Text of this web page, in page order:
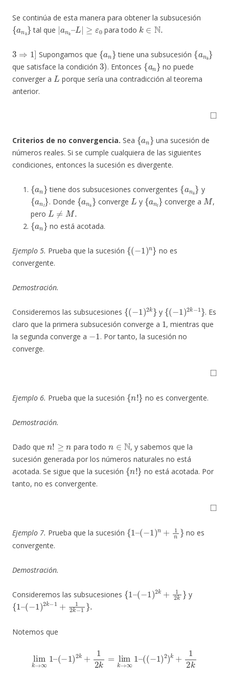
Se continúa de esta manera para obtener la subsucesión
{a nk}
tal que
| ank–L|
≥ ε0
para todo
k∈ N.
3
Supongamos que
{a n}
tiene una subsucesión
{a k
que satisface la condición
3)
. Entonces
{an}
no puede
converger a
L
porque sería una contradicción al teorema
anterior.
◻
Criterios de no convergencia. Sea
{a n}
una sucesión de
números reales. Si se cumple cualquiera de las siguientes
condiciones, entonces la sucesión es divergente.
{a n}
tiene dos subsucesiones convergentes
{a k
y
{anl }
. Donde
{ank}
converge
L
y
{anl}
converge a
M
,
pero
L≠M.
{an}
no está acotada.
Ejemplo 5. Prueba que la sucesión
{(− n}
no es
convergente.
Demostración.
Consideremos las subsucesiones
{(− 2k}
y
{(− 2k −1
. Es
claro que la primera subsucesión converge a
1
, mientras que
la segunda converge a
−1
. Por tanto, la sucesión no
converge.
◻
Ejemplo 6. Prueba que la sucesión
{n !}
no es convergente.
Demostración.
Dado que
!
para todo
N
, y sabemos que la
sucesión generada por los números naturales no está
acotada. Se sigue que la sucesión
{n!}
no está acotada. Por
tanto, no es convergente.
◻
Ejemplo 7. Prueba que la sucesión
{1 ( )n n}
no es
convergente.
Demostración.
Consideremos las subsucesiones
{1 ( )2k 2 }
y
{1–
(−1)2k−1+12k− 1}.
Notemos que
∞1 1 ∞
= k − 0=